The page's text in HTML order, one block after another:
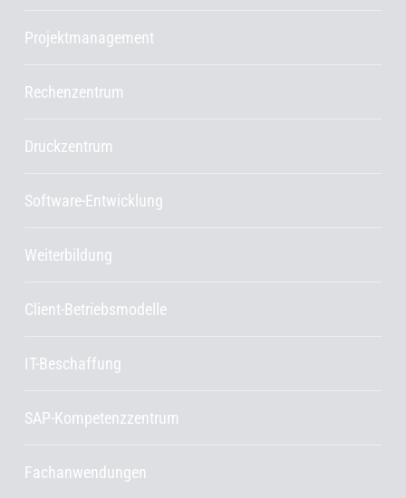
Projektmanagement
Rechenzentrum
Druckzentrum
Software-Entwicklung
Weiterbildung
Client-Betriebsmodelle
IT-Beschaffung
SAP-Kompetenzzentrum
Fachanwendungen